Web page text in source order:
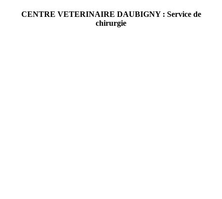
CENTRE VETERINAIRE DAUBIGNY : Service de
chirurgie